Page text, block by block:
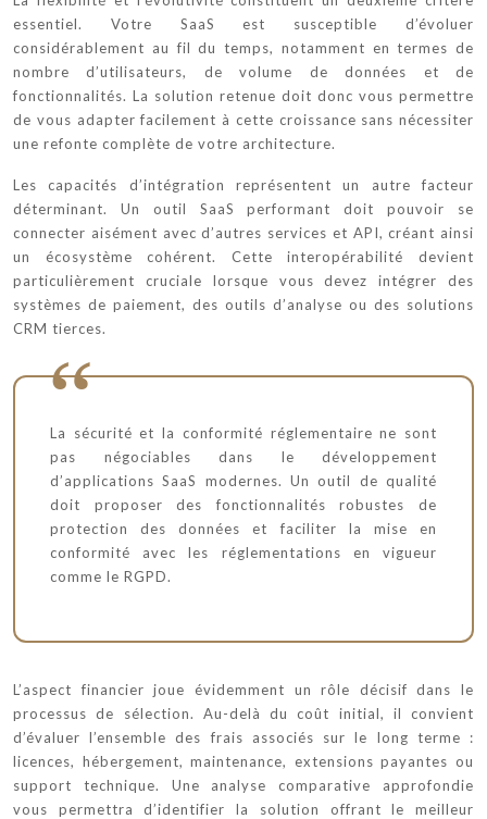
essentiel. Votre SaaS est susceptible d’évoluer
considérablement au fil du temps, notamment en termes de
nombre d’utilisateurs, de volume de données et de
fonctionnalités. La solution retenue doit donc vous permettre
de vous adapter facilement à cette croissance sans nécessiter
une refonte complète de votre architecture.
Les capacités d’intégration représentent un autre facteur
déterminant. Un outil SaaS performant doit pouvoir se
connecter aisément avec d’autres services et API, créant ainsi
un écosystème cohérent. Cette interopérabilité devient
particulièrement cruciale lorsque vous devez intégrer des
systèmes de paiement, des outils d’analyse ou des solutions
CRM tierces.
La sécurité et la conformité réglementaire ne sont
pas négociables dans le développement
d’applications SaaS modernes. Un outil de qualité
doit proposer des fonctionnalités robustes de
protection des données et faciliter la mise en
conformité avec les réglementations en vigueur
comme le RGPD.
L’aspect financier joue évidemment un rôle décisif dans le
processus de sélection. Au-delà du coût initial, il convient
d’évaluer l’ensemble des frais associés sur le long terme :
licences, hébergement, maintenance, extensions payantes ou
support technique. Une analyse comparative approfondie
vous permettra d’identifier la solution offrant le meilleur